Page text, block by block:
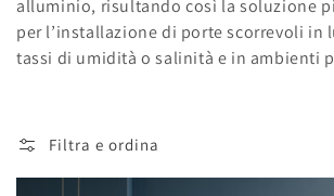
n
alluminio, risultando così la soluzione
per l’installazione di porte scorrevoli in
tassi di umidità o salinità e in ambienti
Filtra e ordina